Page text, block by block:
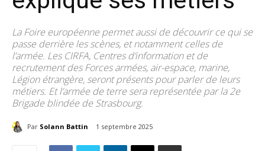
La Foire européenne permet aussi de découvrir ce qui se
passe derrière les scènes, et notamment celles de
l’armée. Les CIRFA, Centres d’information et de
recrutement des Forces armées, air-espace, marine,
Légion étrangère, seront présents pour parler de leurs
métiers. Et l’armée de terre sera représentée par la 2e
Brigade blindée de Strasbourg.
Par Solann Battin 1 septembre 2025